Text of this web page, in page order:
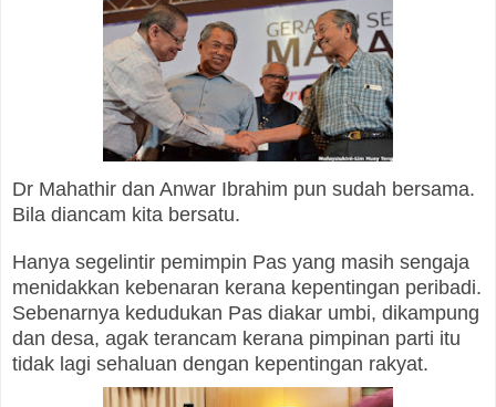
Dr Mahathir dan Anwar Ibrahim pun sudah bersama.
Bila diancam kita bersatu.
Hanya segelintir pemimpin Pas yang masih sengaja
menidakkan kebenaran kerana kepentingan peribadi.
Sebenarnya kedudukan Pas diakar umbi, dikampung
dan desa, agak terancam kerana pimpinan parti itu
tidak lagi sehaluan dengan kepentingan rakyat.